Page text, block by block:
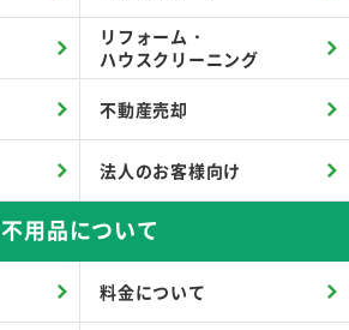
リフォーム・
ハウスクリーニング
不動産売却
法人のお客様向け
不用品について
料金について